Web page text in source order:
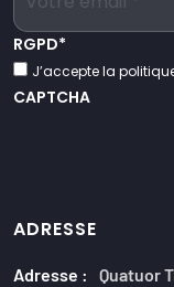
RGPD*
J’accepte la
CAPTCHA
ADRESSE
Adresse : Quatuor